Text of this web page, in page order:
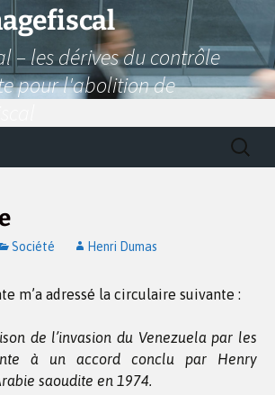
– les dérives du contrôle
pour l'abolition de
Société Henri Dumas
m’a adressé la circulaire suivante :
de l’invasion du Venezuela par les
à un accord conclu par Henry
saoudite en 1974.